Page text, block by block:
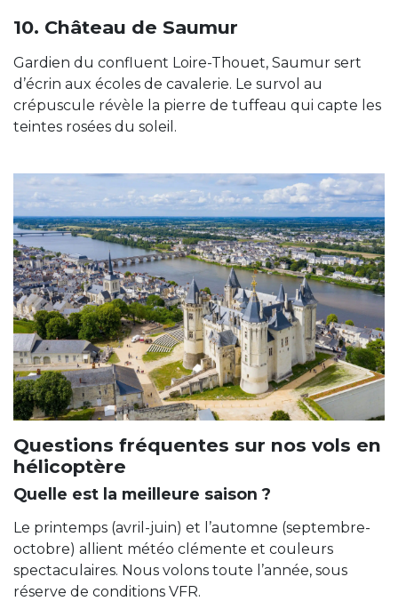
10. Château de Saumur
Gardien du confluent Loire-Thouet, Saumur sert
d’écrin aux écoles de cavalerie. Le survol au
crépuscule révèle la pierre de tuffeau qui capte les
teintes rosées du soleil.
Questions fréquentes sur nos vols en
hélicoptère
Quelle est la meilleure saison ?
Le printemps (avril-juin) et l’automne (septembre-
octobre) allient météo clémente et couleurs
spectaculaires. Nous volons toute l’année, sous
réserve de conditions VFR.